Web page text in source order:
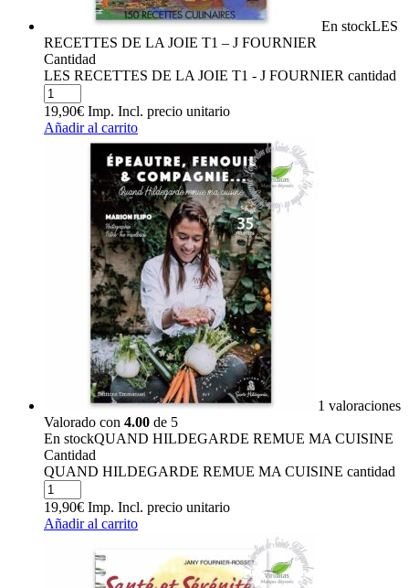
En stockLES
RECETTES DE LA JOIE T1 – J FOURNIER
Cantidad
LES RECETTES DE LA JOIE T1 - J FOURNIER cantidad
19,90€ Imp. Incl. precio unitario
Añadir al carrito
1 valoraciones
Valorado con 4.00 de 5
En stockQUAND HILDEGARDE REMUE MA CUISINE
Cantidad
QUAND HILDEGARDE REMUE MA CUISINE cantidad
19,90€ Imp. Incl. precio unitario
Añadir al carrito